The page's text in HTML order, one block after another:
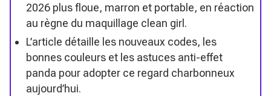
2026 plus floue, marron et portable, en réaction
au règne du maquillage clean girl.
L’article détaille les nouveaux codes, les
bonnes couleurs et les astuces anti-effet
panda pour adopter ce regard charbonneux
aujourd’hui.